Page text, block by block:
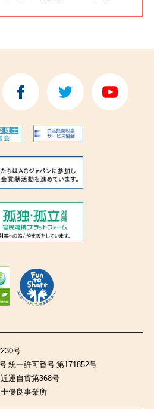
号
統一許可番号 第171852号
運自貨第368号
優良事業所